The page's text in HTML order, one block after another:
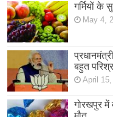
गर्मियों
May 4,
बहुत
April
गोरखपुर में